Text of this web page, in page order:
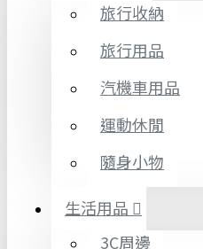
旅行收納
旅行用品
汽機車用品
運動休閒
隨身小物
生活用品
3C周邊